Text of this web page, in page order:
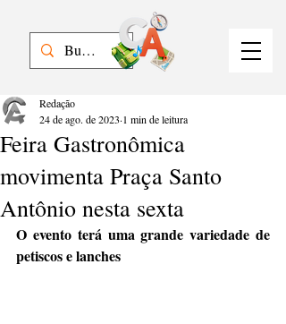
Feira Gastronômica
movimenta Praça Santo
Antônio nesta sexta
Redação
24 de ago. de 2023 1 min de leitura
O evento terá uma grande variedade de
petiscos e lanches